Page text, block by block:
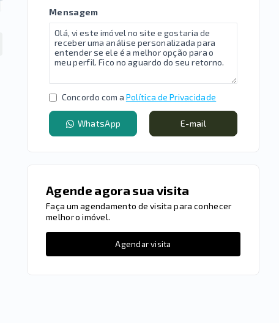
Mensagem
Concordo com a Política de Privacidade
WhatsApp E-mail
Agende agora sua visita
Faça um agendamento de visita para conhecer
melhor o imóvel.
Agendar visita